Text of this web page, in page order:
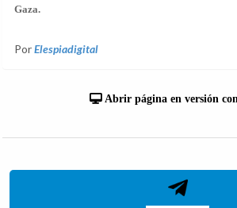
Gaza.
PorElespiadigital
Abrir página en versión